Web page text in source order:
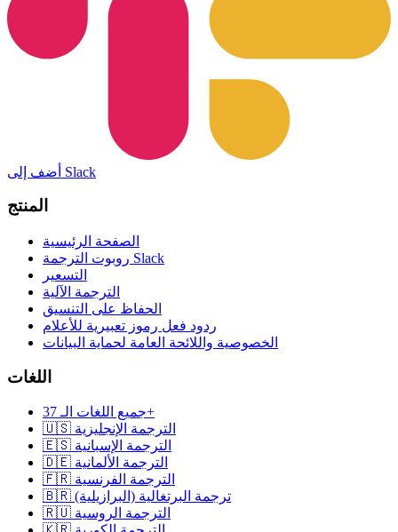
أضف إلى Slack
المنتج
الصفحة الرئيسية
روبوت الترجمة Slack
التسعير
الترجمة الآلية
الحفاظ على التنسيق
ردود فعل رموز تعبيرية للأعلام
الخصوصية واللائحة العامة لحماية البيانات
اللغات
جميع اللغات الـ 37+
🇺🇸 الترجمة الإنجليزية
🇪🇸 الترجمة الإسبانية
🇩🇪 الترجمة الألمانية
🇫🇷 الترجمة الفرنسية
🇧🇷 ترجمة البرتغالية (البرازيلية)
🇷🇺 الترجمة الروسية